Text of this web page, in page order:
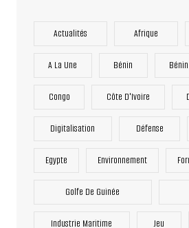
Actualités Afrique
A La Une Bénin Bénin
Congo Côte D'Ivoire
Digitalisation Défense
Egypte Environnement
Golfe De Guinée
Industrie Maritime Jeu